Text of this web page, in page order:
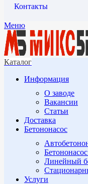
Контакты
Меню
Каталог
Информация
О заводе
Вакансии
Статьи
Доставка
Бетононасос
Линейный
Услуги